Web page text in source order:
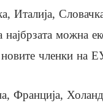
Италија,
најбрзата можна
новите членки на
Франција,